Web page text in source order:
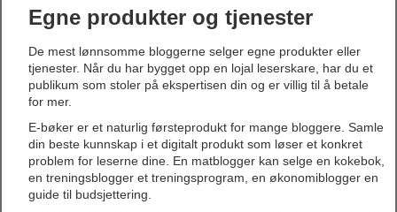
Egne produkter og tjenester
De mest lønnsomme bloggerne selger egne produkter eller
tjenester. Når du har bygget opp en lojal leserskare, har du et
publikum som stoler på ekspertisen din og er villig til å betale
for mer.
E-bøker er et naturlig førsteprodukt for mange bloggere. Samle
din beste kunnskap i et digitalt produkt som løser et konkret
problem for leserne dine. En matblogger kan selge en kokebok,
en treningsblogger et treningsprogram, en økonomiblogger en
guide til budsjettering.